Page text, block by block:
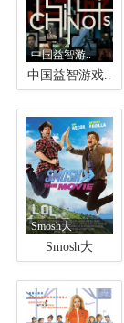
中国益智游..
中国益智游戏..
Smosh大
Smosh大